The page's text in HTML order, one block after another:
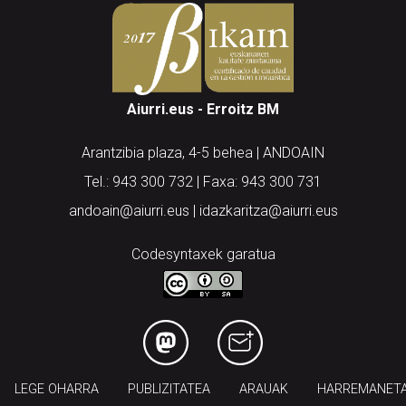
Aiurri.eus - Erroitz BM
Arantzibia plaza, 4-5 behea | ANDOAIN
Tel.: 943 300 732 | Faxa: 943 300 731
andoain@aiurri.eus | idazkaritza@aiurri.eus
Codesyntaxek garatua
LEGE OHARRA PUBLIZITATEA ARAUAK